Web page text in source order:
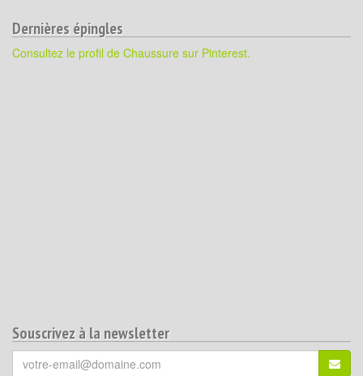
Dernières épingles
Consultez le profil de Chaussure sur Pinterest.
Souscrivez à la newsletter
Votre
email